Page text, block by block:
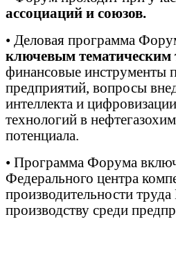
ассоциаций и союзов.
• Деловая программа
ключевым тематическим
финансовые
предприятий, вопросы
интеллекта и
технологий в
потенциала.
• Программа Форума
Федерального центра
производительности
производству среди